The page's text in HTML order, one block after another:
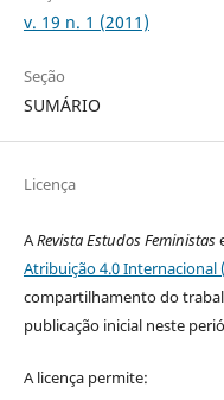
v. 19 n. 1 (2011)
Seção
SUMÁRIO
Licença
ARevista Estudos Feministas
Atribuição 4.0 Internacional
compartilhamento do
publicação inicial neste
A licença permite: